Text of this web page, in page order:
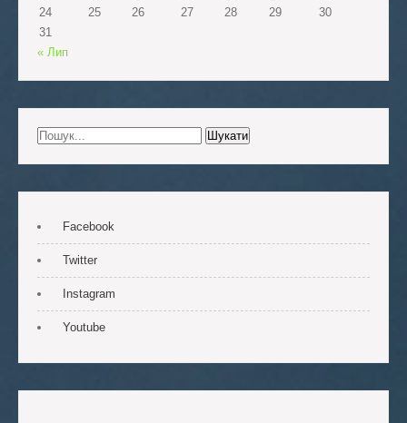
24
25 26 27 28 29
30
31
« Лип
Facebook
Twitter
Instagram
Youtube